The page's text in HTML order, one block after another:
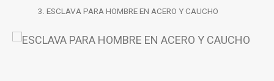
ESCLAVA PARA HOMBRE EN ACERO Y CAUCHO